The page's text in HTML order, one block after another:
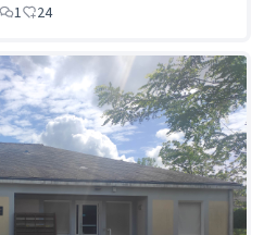
1 24